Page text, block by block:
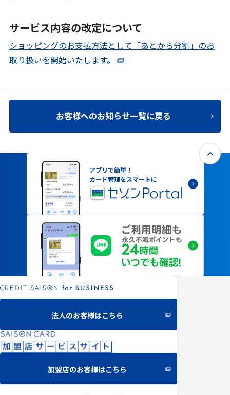
サービス内容の改定について
ショッピングのお支払方法として「あとから分割」のお
取り扱いを開始いたします。
お客様へのお知らせ一覧に戻る
アプリで簡単！
カード管理をスマートに
法人のお客様はこちら
加盟店のお客様はこちら